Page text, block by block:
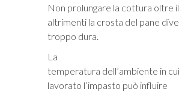
Non prolungare la cottura oltre
altrimenti la crosta del pane
troppo dura.
La
temperatura dell’ambiente in cui
lavorato l’impasto può influire